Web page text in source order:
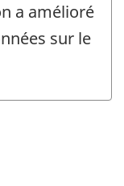
a amélioré
sur le